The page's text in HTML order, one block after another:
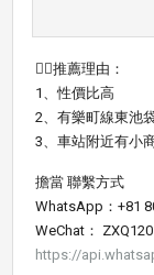
👍🏼推薦理由：
1、性價比高
2、有樂町線東池
3、車站附近有小
擔當 聯繫方式
WhatsApp：+81
WeChat：
https://